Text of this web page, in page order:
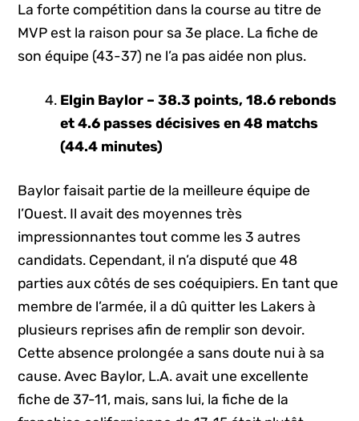
La forte compétition dans la course au titre de
MVP est la raison pour sa 3e place. La fiche de
son équipe (43-37) ne l’a pas aidée non plus.
Elgin Baylor – 38.3 points, 18.6 rebonds
et 4.6 passes décisives en 48 matchs
(44.4 minutes)
Baylor faisait partie de la meilleure équipe de
l’Ouest. Il avait des moyennes très
impressionnantes tout comme les 3 autres
candidats. Cependant, il n’a disputé que 48
parties aux côtés de ses coéquipiers. En tant que
membre de l’armée, il a dû quitter les Lakers à
plusieurs reprises afin de remplir son devoir.
Cette absence prolongée a sans doute nui à sa
cause. Avec Baylor, L.A. avait une excellente
fiche de 37-11, mais, sans lui, la fiche de la